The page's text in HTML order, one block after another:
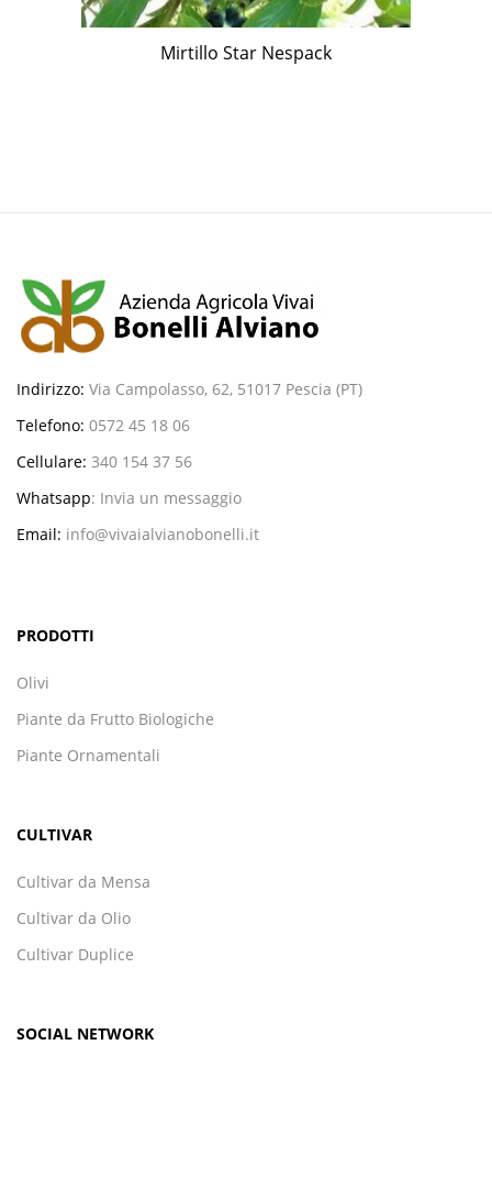
Mirtillo Star Nespack
Indirizzo: Via Campolasso, 62, 51017 Pescia (PT)
Telefono: 0572 45 18 06
Cellulare: 340 154 37 56
Whatsapp: Invia un messaggio
Email: info@vivaialvianobonelli.it
PRODOTTI
Olivi
Piante da Frutto Biologiche
Piante Ornamentali
CULTIVAR
Cultivar da Mensa
Cultivar da Olio
Cultivar Duplice
SOCIAL NETWORK